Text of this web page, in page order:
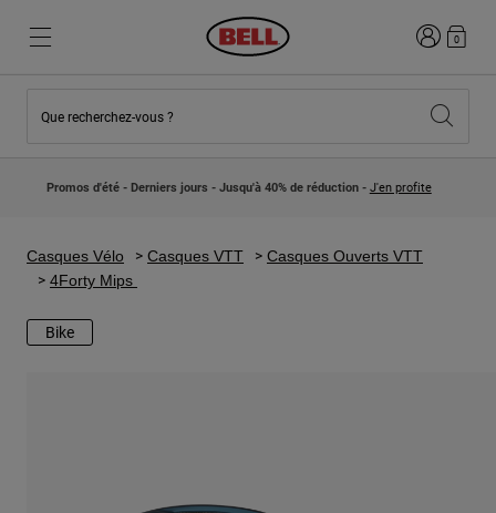
Nouveautés
Casques Motocross Enfant
Lifestyle
Nouveautés
Lifestyle
Explorez Bike
Connexion
0
Que recherchez-vous ?
Promos d'été - Derniers jours - Jusqu'à 40% de réduction - J'en profite
Casques Vélo Casques VTT
Casques Ouverts VTT
4Forty Mips
Bike